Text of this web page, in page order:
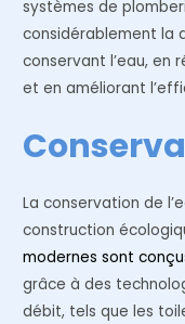
systèmes de
considérablement la
conservant l’eau, en
et en améliorant
La conservation de
construction
modernes sont
grâce à des
débit, tels que les